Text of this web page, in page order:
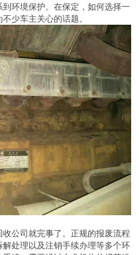
环境保护。在保定，如何选择一
少车主关心的话题。
公司就完事了。正规的报废流程
处理以及注销手续办理等多个环